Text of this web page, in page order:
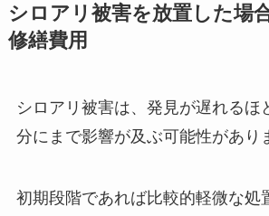
シロアリ被害を放置した場
修繕費用
シロアリ被害は、発見が遅れるほ
分にまで影響が及ぶ可能性があり
初期段階であれば比較的軽微な処